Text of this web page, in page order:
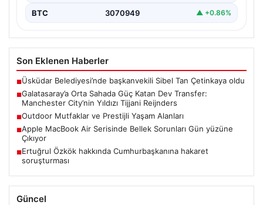
BTC 3070949 ▲ +0.86%
Son Eklenen Haberler
■Üsküdar Belediyesi’nde başkanvekili Sibel Tan Çetinkaya oldu
■Galatasaray’a Orta Sahada Güç Katan Dev Transfer:
Manchester City’nin Yıldızı Tijjani Reijnders
■Outdoor Mutfaklar ve Prestijli Yaşam Alanları
■Apple MacBook Air Serisinde Bellek Sorunları Gün yüzüne
Çıkıyor
■Ertuğrul Özkök hakkında Cumhurbaşkanına hakaret
soruşturması
Güncel